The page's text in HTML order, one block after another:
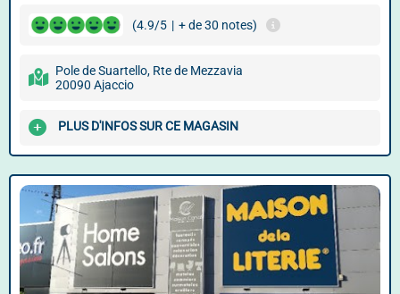
(4.9/5 | + de 30 notes)
Pole de Suartello, Rte de Mezzavia
20090 Ajaccio
PLUS D'INFOS SUR CE MAGASIN